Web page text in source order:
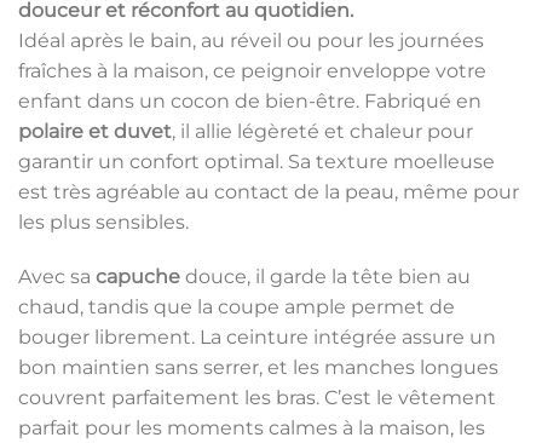
douceur et réconfort au quotidien.
Idéal après le bain, au réveil ou pour les journées
fraîches à la maison, ce peignoir enveloppe votre
enfant dans un cocon de bien-être. Fabriqué en
polaire et duvet, il allie légèreté et chaleur pour
garantir un confort optimal. Sa texture moelleuse
est très agréable au contact de la peau, même pour
les plus sensibles.
Avec sa capuche douce, il garde la tête bien au
chaud, tandis que la coupe ample permet de
bouger librement. La ceinture intégrée assure un
bon maintien sans serrer, et les manches longues
couvrent parfaitement les bras. C’est le vêtement
parfait pour les moments calmes à la maison, les